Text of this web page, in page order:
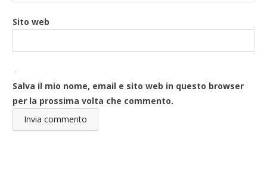
Sito web
Salva il mio nome, email e sito web in questo browser
per la prossima volta che commento.